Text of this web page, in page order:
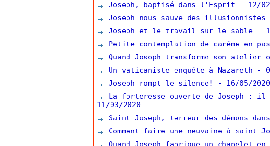
Joseph, baptisé dans l'Esprit
- 12/
Joseph nous sauve des illusionnistes
Joseph et le travail sur le sable
-
Petite contemplation de carême en
Quand Joseph transforme son atelier
Un vaticaniste enquête à Nazareth
-
Joseph rompt le silence!
- 16/05/2020
La forteresse ouverte de Joseph :
11/03/2020
Saint Joseph, terreur des démons
Comment faire une neuvaine à saint
Quand Joseph fabrique un chapelet en